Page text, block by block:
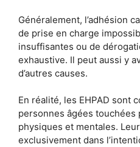
Généralement, l’adhésion
de prise en charge
insuffisantes ou de
exhaustive. Il peut aussi y
d’autres causes.
En réalité, les EHPAD sont
personnes âgées touchées
physiques et mentales.
exclusivement dans